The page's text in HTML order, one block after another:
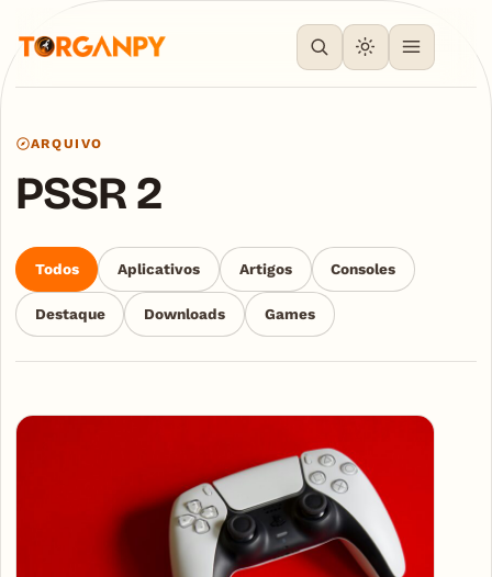
ARQUIVO
PSSR 2
Todos Aplicativos Artigos Consoles
Destaque Downloads Games
Articles